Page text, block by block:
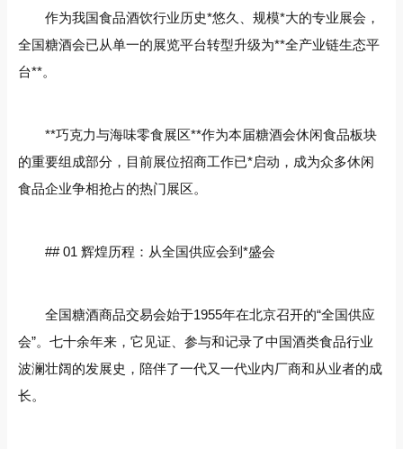
作为我国食品酒饮行业历史*悠久、规模*大的专业展会，
全国糖酒会已从单一的展览平台转型升级为**全产业链生态平
台**。
**巧克力与海味零食展区**作为本届糖酒会休闲食品板块
的重要组成部分，目前展位招商工作已*启动，成为众多休闲
食品企业争相抢占的热门展区。
## 01 辉煌历程：从全国供应会到*盛会
全国糖酒商品交易会始于1955年在北京召开的“全国供应
会”。七十余年来，它见证、参与和记录了中国酒类食品行业
波澜壮阔的发展史，陪伴了一代又一代业内厂商和从业者的成
长。